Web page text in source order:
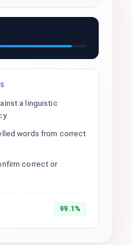
a linguistic
words from correct
correct or
99.1%